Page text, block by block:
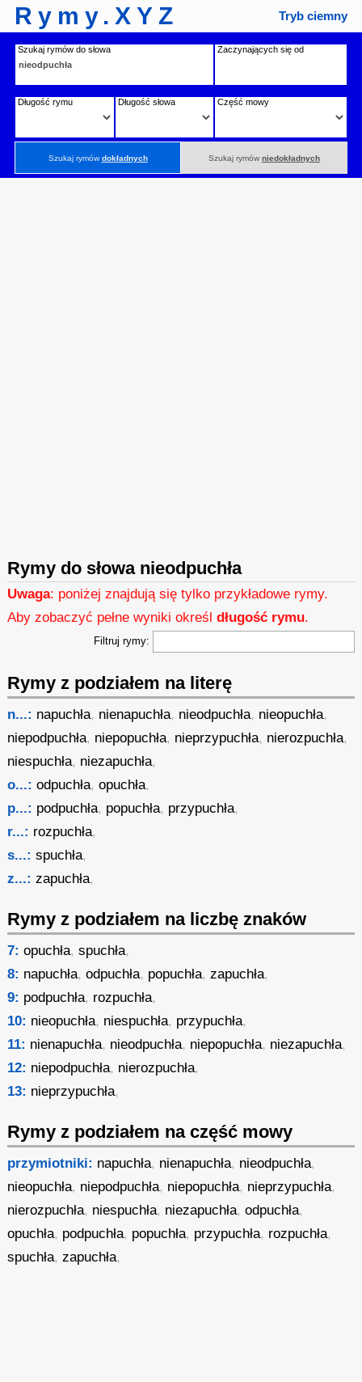
Rymy.XYZ Tryb ciemny
Szukaj rymów do słowa Zaczynających się od
Długość rymu Długość słowa Część mowy
Szukaj rymówdokładnych Szukaj rymów niedokładnych
Rymy do słowa nieodpuchła
Uwaga: poniżej znajdują się tylko przykładowe rymy.
Aby zobaczyć pełne wyniki określdługość rymu.
Filtruj rymy:
Rymy z podziałem na literę
n...: napuchła, nienapuchła, nieodpuchła, nieopuchła,
niepodpuchła, niepopuchła, nieprzypuchła, nierozpuchła,
niespuchła, niezapuchła,
o...: odpuchła,opuchła,
p...: podpuchła, popuchła, przypuchła,
r...: rozpuchła,
s...: spuchła,
z...: zapuchła,
Rymy z podziałem na liczbę znaków
7: opuchła,spuchła,
8: napuchła,odpuchła, popuchła,zapuchła,
9: podpuchła, rozpuchła,
10: nieopuchła, niespuchła, przypuchła,
11: nienapuchła, nieodpuchła, niepopuchła, niezapuchła,
12: niepodpuchła, nierozpuchła,
13: nieprzypuchła,
Rymy z podziałem na część mowy
przymiotniki: napuchła, nienapuchła, nieodpuchła,
nieopuchła, niepodpuchła, niepopuchła, nieprzypuchła,
nierozpuchła, niespuchła, niezapuchła,odpuchła,
opuchła, podpuchła, popuchła, przypuchła, rozpuchła,
spuchła,zapuchła,